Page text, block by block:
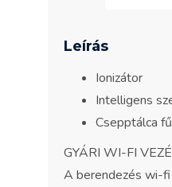
Leírás
Ionizátor
Intelligens
Csepptálca
GYÁRI WI-FI
A berendezés wi-